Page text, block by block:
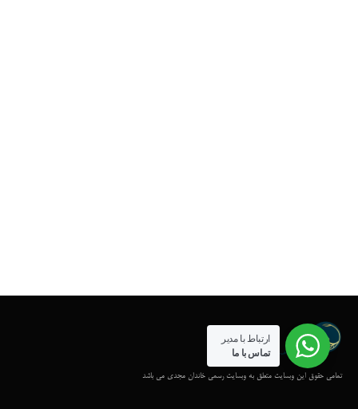
تمامی حقوق این وبسایت متعلق به وبسایت رسمی خاندان مجدی می باشد
ارتباط با مدیر
تماس با ما